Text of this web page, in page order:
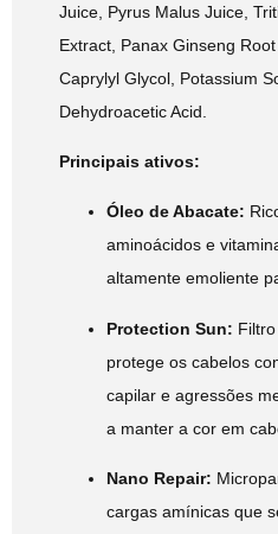
Juice, Pyrus Malus Juice,
Extract, Panax Ginseng
Caprylyl Glycol, Potassium
Dehydroacetic Acid.
Principais ativos:
Óleo de Abacate:
aminoácidos e
altamente emoliente
Protection Sun:
protege os cabelos
capilar e agressões
a manter a cor em
Nano Repair:
cargas amínicas que